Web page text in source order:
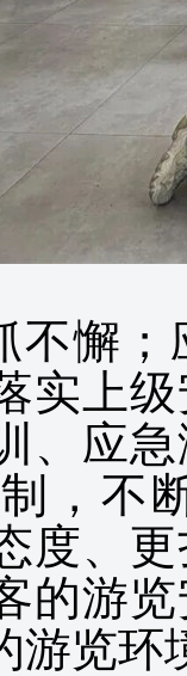
不懈
实上
、应
，不
度、
的游
游览环